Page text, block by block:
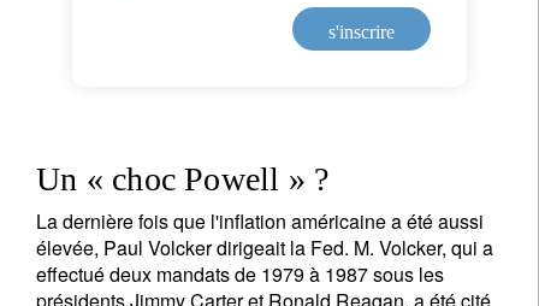
s'inscrire
Un « choc Powell » ?
La dernière fois que l'inflation américaine a été aussi
élevée, Paul Volcker dirigeait la Fed. M. Volcker, qui a
effectué deux mandats de 1979 à 1987 sous les